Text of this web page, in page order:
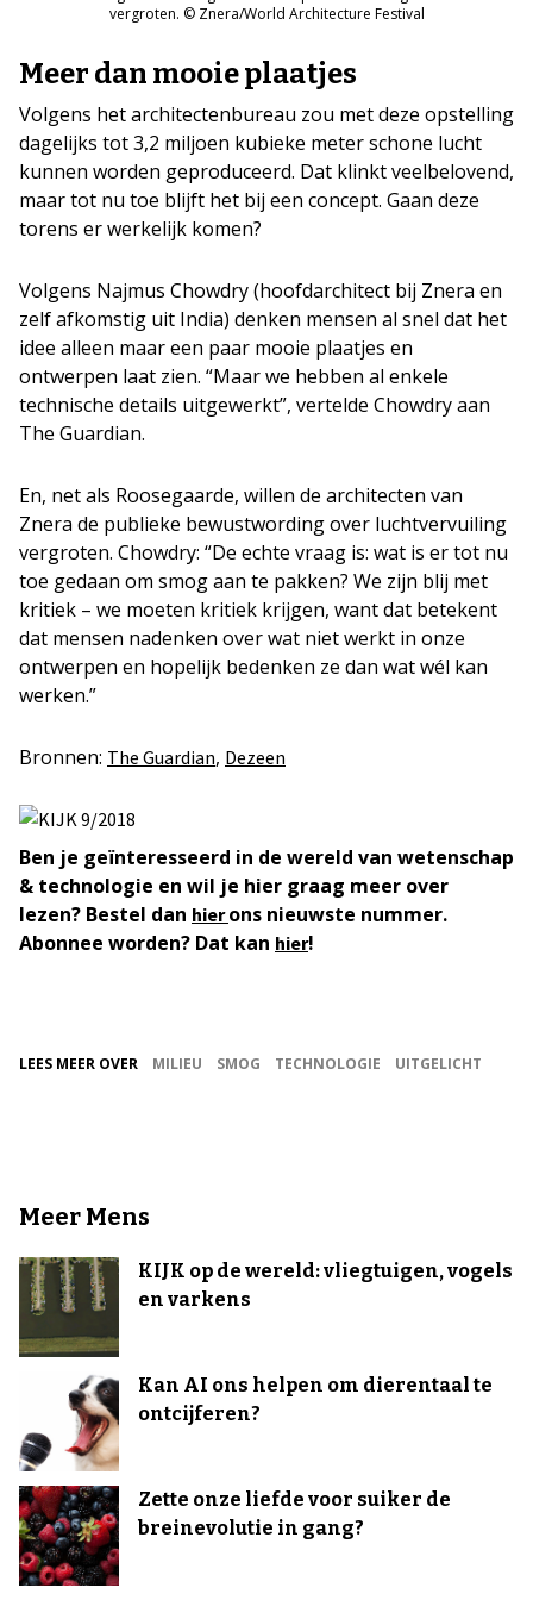
vergroten. © Znera/World Architecture Festival
Meer dan mooie plaatjes
Volgens het architectenbureau zou met deze opstelling
dagelijks tot 3,2 miljoen kubieke meter schone lucht
kunnen worden geproduceerd. Dat klinkt veelbelovend,
maar tot nu toe blijft het bij een concept. Gaan deze
torens er werkelijk komen?
Volgens Najmus Chowdry (hoofdarchitect bij Znera en
zelf afkomstig uit India) denken mensen al snel dat het
idee alleen maar een paar mooie plaatjes en
ontwerpen laat zien. “Maar we hebben al enkele
technische details uitgewerkt”, vertelde Chowdry aan
The Guardian.
En, net als Roosegaarde, willen de architecten van
Znera de publieke bewustwording over luchtvervuiling
vergroten. Chowdry: “De echte vraag is: wat is er tot nu
toe gedaan om smog aan te pakken? We zijn blij met
kritiek – we moeten kritiek krijgen, want dat betekent
dat mensen nadenken over wat niet werkt in onze
ontwerpen en hopelijk bedenken ze dan wat wél kan
werken.”
Bronnen: The Guardian, Dezeen
Ben je geïnteresseerd in de wereld van wetenschap
& technologie en wil je hier graag meer over
lezen? Bestel dan hierons nieuwste nummer.
Abonnee worden? Dat kan hier!
LEES MEER OVER MILIEU SMOG TECHNOLOGIE UITGELICHT
Meer Mens
KIJK op de wereld: vliegtuigen, vogels
en varkens
Kan AI ons helpen om dierentaal te
ontcijferen?
Zette onze liefde voor suiker de
breinevolutie in gang?